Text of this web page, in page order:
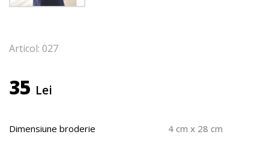
Articol: 027
35 Lei
Dimensiune broderie 4 cm x 28 cm